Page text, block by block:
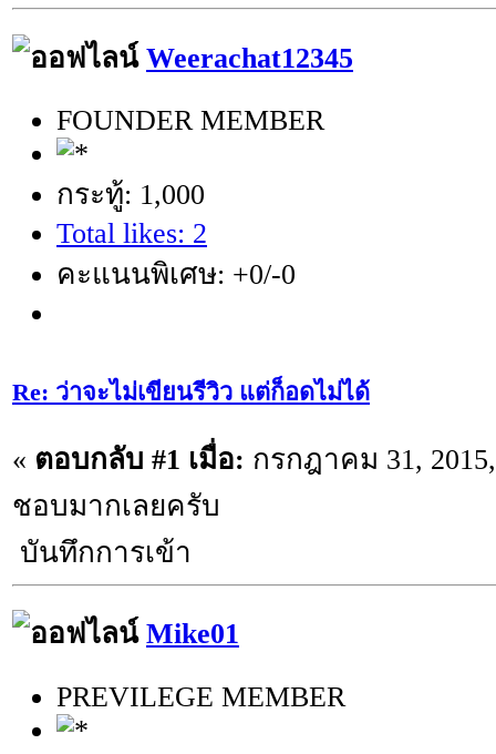
Weerachat12345
FOUNDER MEMBER
กระทู้: 1,000
Total likes: 2
คะแนนพิเศษ: +0/-0
Re: ว่าจะไม่เขียนรีวิว แต่ก็อดไม่ได้
« ตอบกลับ #1 เมื่อ: กรกฎาคม 31,
ชอบมากเลยครับ
บันทึกการเข้า
Mike01
PREVILEGE MEMBER